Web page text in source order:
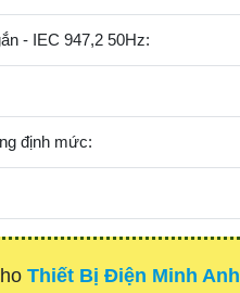
- IEC 947,2 50Hz:
định mức:
Thiết Bị Điện Minh Anh